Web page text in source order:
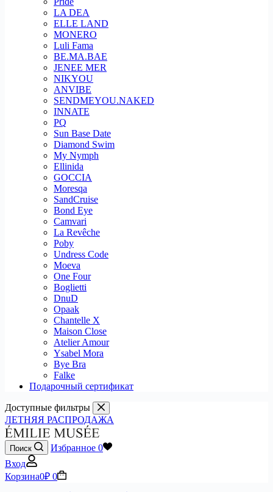
LA DEA
ELLE LAND
MONERO
Luli Fama
BE.MA.BAE
JENEE MER
NIKYOU
ANVIBE
SENDMEYOU.NAKED
INNATE
PQ
Sun Base Date
Diamond Swim
My Nymph
Ellinida
GOCCIA
Moresqa
SandCruise
Bond Eye
Camvari
La Revêche
Poby
Undress Code
Moeva
One Four
Boglietti
DnuD
Opaak
Chantelle X
Maison Close
Atelier Amour
Ysabel Mora
Bye Bra
Falke
Подарочный сертификат
Доступные фильтры
ЛЕТНЯЯ РАСПРОДАЖА
Поиск Избранное 0
Вход
Корзина0₽ 0